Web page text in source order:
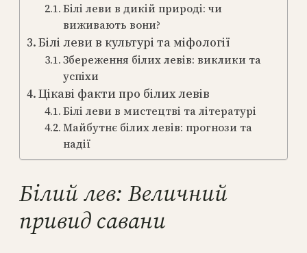
Білі леви в дикій природі: чи
виживають вони?
Білі леви в культурі та міфології
Збереження білих левів: виклики та
успіхи
Цікаві факти про білих левів
Білі леви в мистецтві та літературі
Майбутнє білих левів: прогнози та
надії
Білий лев: Величний
привид савани